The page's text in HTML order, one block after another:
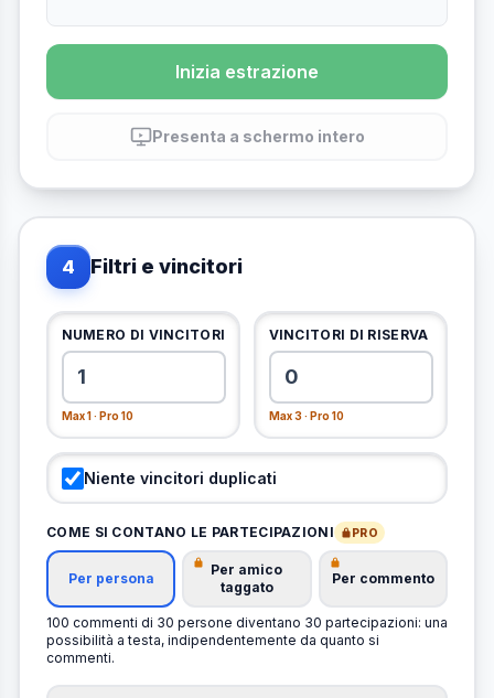
4 Filtri e vincitori
NUMERO DI VINCITORI
Max 1 · Pro 10
VINCITORI DI RISERVA
Max 3 · Pro 10
Niente vincitori duplicati
COME SI CONTANO LE PARTECIPAZIONI PRO
Per persona
Per amico
taggato
Per commento
100 commenti di 30 persone diventano 30 partecipazioni: una
possibilità a testa, indipendentemente da quanto si
commenti.
Inizia estrazione
Presenta a schermo intero